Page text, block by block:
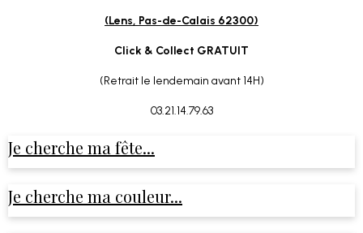
(Lens, Pas-de-Calais 62300)
Click & Collect GRATUIT
(Retrait le lendemain avant 14H)
03.21.14.79.63
Je cherche ma fête...
Je cherche ma couleur...